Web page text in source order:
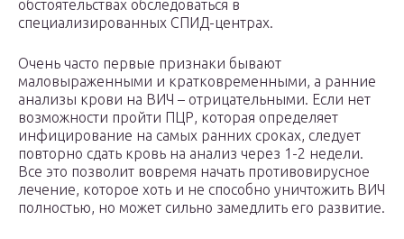
обстоятельствах обследоваться в
специализированных СПИД-центрах.
Очень часто первые признаки бывают
маловыраженными и кратковременными, а ранние
анализы крови на ВИЧ – отрицательными. Если нет
возможности пройти ПЦР, которая определяет
инфицирование на самых ранних сроках, следует
повторно сдать кровь на анализ через 1-2 недели.
Все это позволит вовремя начать противовирусное
лечение, которое хоть и не способно уничтожить ВИЧ
полностью, но может сильно замедлить его развитие.